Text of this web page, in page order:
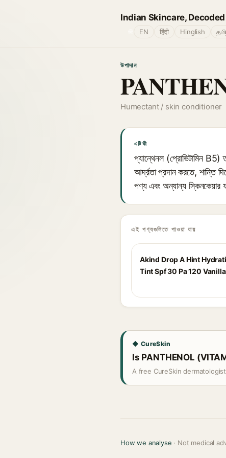
Indian Skincare, Decoded
EN हिंदी Hinglish
উপাদান
Humectant / skin conditioner
এটি কী
প্যান্থেনল (প্রোভিটামিন B5)
আর্দ্রতা প্রদান করতে, শান্তি
পণ্য এবং অন্যান্য স্কিনকেয়ার
এই পণ্যগুলিতে পাওয়া যায়
Akind Drop A Hint
Tint Spf 30 Pa 120
◆ CureSkin
Is PANTHENOL
A free CureSkin
How we analyse · Not medical